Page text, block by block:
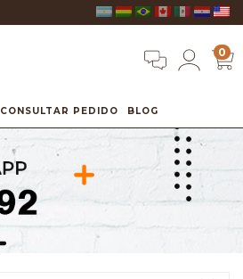
0
CONSULTAR PEDIDO BLOG